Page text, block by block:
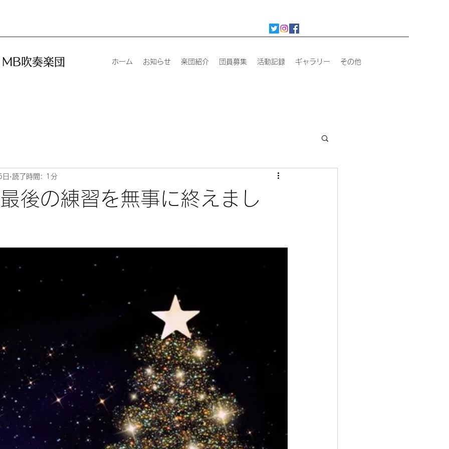
MB吹奏楽団 ホーム お知らせ 楽団紹介 団員募集 活動記録 ギャラリー その他
後の練習を無事に終えまし
読了時間: 1分